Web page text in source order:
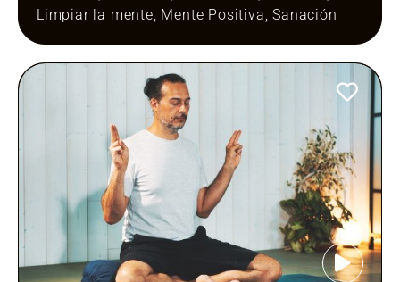
Limpiar la mente, Mente Positiva,Sanación